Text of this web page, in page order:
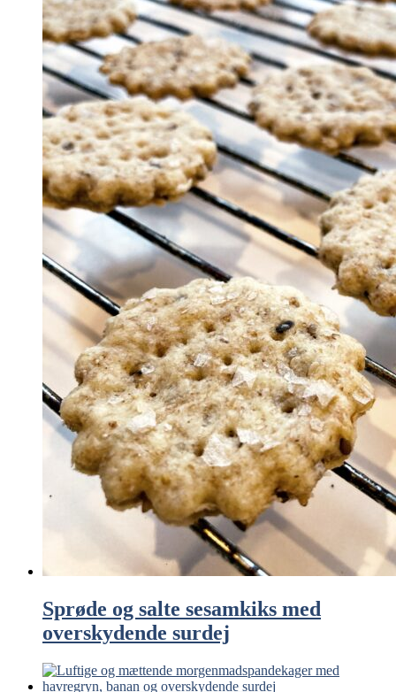
Sprøde og salte sesamkiks med
overskydende surdej